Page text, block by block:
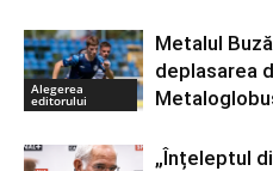
Alegerea
editorului
Metalul
deplasarea
„Înțeleptul